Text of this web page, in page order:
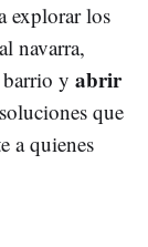
explorar los
navarra,
y abrir
que
a quienes